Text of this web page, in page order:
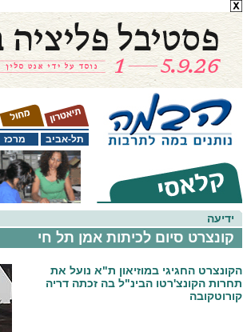
מרכז תל-אביב
ידיעה
קונצרט סיום לכיתות אמן תל חי
הקונצרט החגיגי במוזיאון ת"א נועל את
תחרות הקונצ'רטו הבינ"ל בה זכתה דריה
קורוטקובה